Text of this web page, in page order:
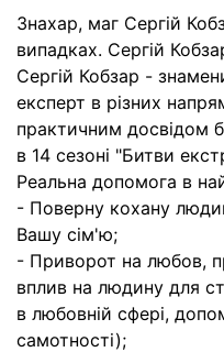
Знахар, маг Сергій
випадках. Сергій
Сергій Кобзар -
експерт в різних
практичним досвідом
в 14 сезоні "Битви
Реальна допомога в
- Поверну кохану
Вашу сім'ю;
- Приворот на любов,
вплив на людину для
в любовній сфері,
самотності);